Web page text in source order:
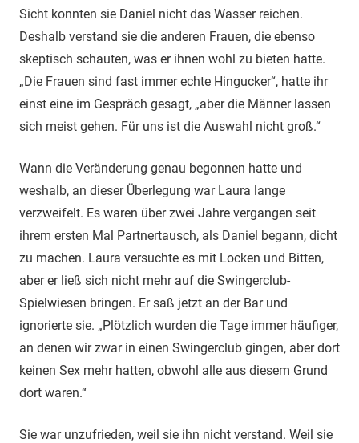
Sicht konnten sie Daniel nicht das Wasser reichen.
Deshalb verstand sie die anderen Frauen, die ebenso
skeptisch schauten, was er ihnen wohl zu bieten hatte.
„Die Frauen sind fast immer echte Hingucker“, hatte ihr
einst eine im Gespräch gesagt, „aber die Männer lassen
sich meist gehen. Für uns ist die Auswahl nicht groß.“
Wann die Veränderung genau begonnen hatte und
weshalb, an dieser Überlegung war Laura lange
verzweifelt. Es waren über zwei Jahre vergangen seit
ihrem ersten Mal Partnertausch, als Daniel begann, dicht
zu machen. Laura versuchte es mit Locken und Bitten,
aber er ließ sich nicht mehr auf die Swingerclub-
Spielwiesen bringen. Er saß jetzt an der Bar und
ignorierte sie. „Plötzlich wurden die Tage immer häufiger,
an denen wir zwar in einen Swingerclub gingen, aber dort
keinen Sex mehr hatten, obwohl alle aus diesem Grund
dort waren.“
Sie war unzufrieden, weil sie ihn nicht verstand. Weil sie